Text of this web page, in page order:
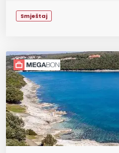
Smještaj